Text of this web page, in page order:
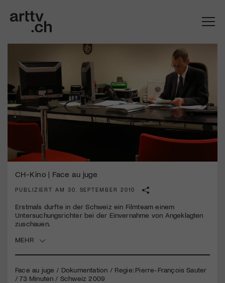
CH-Kino | Face au juge
PUBLIZIERT AM 30. SEPTEMBER 2010
Erstmals durfte in der Schweiz ein Filmteam einem
Untersuchungsrichter bei der Einvernahme von Angeklagten
zuschauen.
MEHR
Face au juge / Dokumentation / Regie: Pierre-François Sauter
/ 73 Minuten / Schweiz 2009
Mach mit: «Be Part of the Art»!
Engagiere dich als Kulturliebhaber:in, Kulturschaffende(r) oder
Mit deiner Mitgliedschaft erhältst du kostenlosen Zugang zu
diversen Kulturevents.